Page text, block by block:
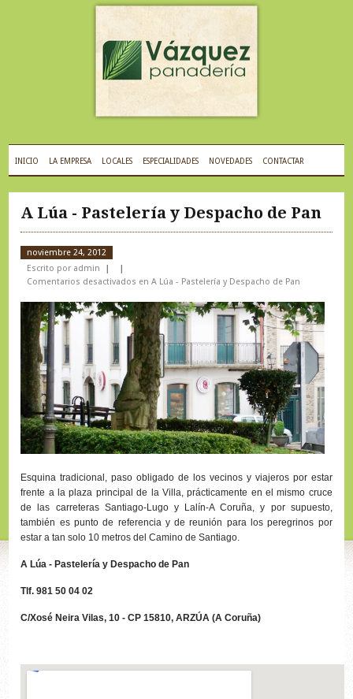
INICIO LA EMPRESA LOCALES ESPECIALIDADES NOVEDADES CONTACTAR
A Lúa - Pastelería y Despacho de Pan
noviembre 24, 2012
Escrito por admin
Comentarios desactivados en A Lúa - Pastelería y Despacho de Pan
Esquina tradicional, paso obligado de los vecinos y viajeros por estar
frente a la plaza principal de la Villa, prácticamente en el mismo cruce
de las carreteras Santiago-Lugo y Lalín-A Coruña, y por supuesto,
también es punto de referencia y de reunión para los peregrinos por
estar a tan solo 10 metros del Camino de Santiago.
A Lúa - Pastelería y Despacho de Pan
Tlf. 981 50 04 02
C/Xosé Neira Vilas, 10 -CP 15810, ARZÚA (A Coruña)